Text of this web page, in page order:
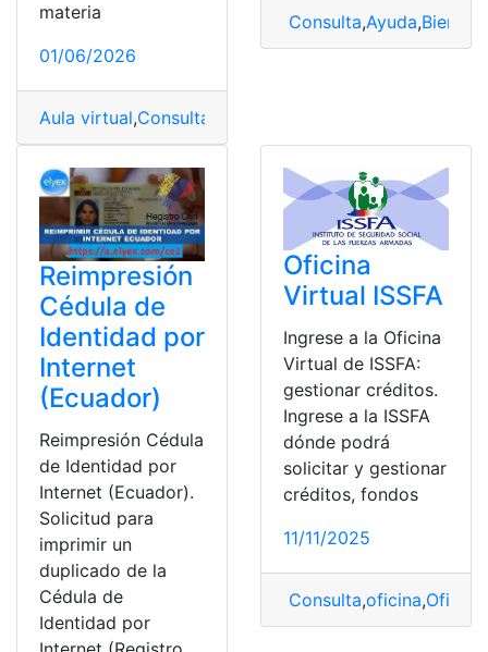
materia
01/06/2026
Aula virtual,Consultas
Consulta,Ayuda,
Reimpresión
Cédula de
Identidad por
Internet
(Ecuador)
Reimpresión Cédula
de Identidad por
Internet (Ecuador).
Solicitud para
imprimir un
duplicado de la
Cédula de
Identidad por
Oficina
Virtual ISSFA
Ingrese a la Oficina
Virtual de ISSFA:
gestionar créditos.
Ingrese a la ISSFA
dónde podrá
solicitar y gestionar
créditos, fondos
11/11/2025
Consulta,oficina,